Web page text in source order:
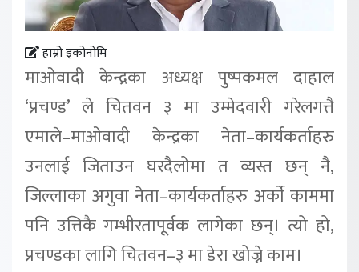
हाम्रो इकोनोमि
माओवादी केन्द्रका अध्यक्ष पुष्पकमल दाहाल
‘प्रचण्ड’ ले चितवन ३ मा उम्मेदवारी गरेलगत्तै
एमाले–माओवादी केन्द्रका नेता–कार्यकर्ताहरु
उनलाई जिताउन घरदैलोमा त व्यस्त छन् नै,
जिल्लाका अगुवा नेता–कार्यकर्ताहरु अर्काे काममा
पनि उत्तिकै गम्भीरतापूर्वक लागेका छन्। त्यो हो,
प्रचण्डका लागि चितवन–३ मा डेरा खोज्ने काम।